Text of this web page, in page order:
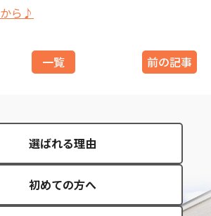
ら♪
一覧 前の記事
選ばれる理由
初めての方へ